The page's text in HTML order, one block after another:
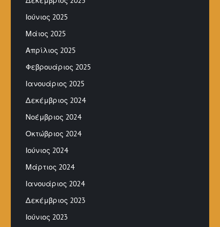
Ιούνιος 2025
Μάιος 2025
Απρίλιος 2025
Φεβρουάριος 2025
Ιανουάριος 2025
Δεκέμβριος 2024
Νοέμβριος 2024
Οκτώβριος 2024
Ιούνιος 2024
Μάρτιος 2024
Ιανουάριος 2024
Δεκέμβριος 2023
Ιούνιος 2023